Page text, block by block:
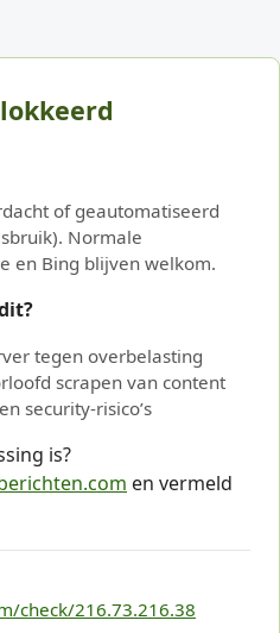
of geautomatiseerd
Normale
en Bing blijven welkom.
tegen overbelasting
scrapen van content
security-risico’s
is?
en vermeld
check/216.73.216.38